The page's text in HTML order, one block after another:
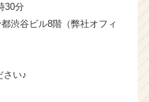
30分
渋谷ビル8階（弊社オフィ
い♪